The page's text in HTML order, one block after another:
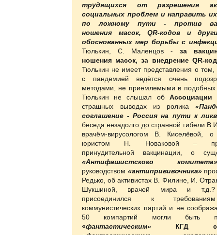
трудящихся от разрешения
социальных проблем и направить
по ложному пути - против
ношения масок, QR-кодов и
обоснованных мер борьбы с
Тюлькин, С. Маленцов - за
ношения масок, за внедрение QR-
Тюлькин не имеет представления о том,
с пандемией ведётся очень
методами, не приемлемыми в подобных
Тюлькин не слышал об Ассоциации
страшных выводах из ролика
соглашение - Россия на пути к
беседа незадолго до странной гибели
врачём-вирусологом В. Киселёвой,
юристом Н. Новаковой –
принудительной вакцинации, о
«Антифашистского комитета»
руководством «антипрививочника»
Редько, об активистах В. Филине, И.
Шукшиной, врачей мира и т.д.?
присоединился к
коммунистических партий и не
50 компартий могли быть
«фантастическим» КГД с